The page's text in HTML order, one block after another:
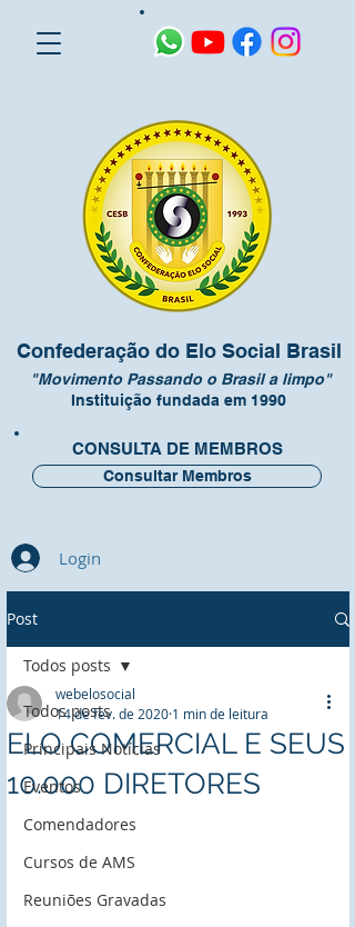
Confederação do Elo Social Brasil
"Movimento Passando o Brasil a limpo"
Instituição fundada em 1990
CONSULTA DE MEMBROS
Consultar Membros
Login
Post
Todos posts
Principais Notícias
Eventos
Comendadores
Cursos de AMS
Reuniões Gravadas
Todos posts
ELO COMERCIAL E SEUS
10.000 DIRETORES
webelosocial
14 de fev. de 2020 1 min de leitura